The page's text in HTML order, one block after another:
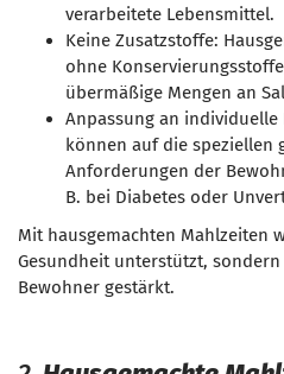
verarbeitete Lebensmittel.
Keine Zusatzstoffe:
ohne
übermäßige Mengen an
Anpassung an individuelle
können auf die speziellen
Anforderungen der
B. bei Diabetes oder
Mit hausgemachten Mahlzeiten
Gesundheit unterstützt,
Bewohner gestärkt.